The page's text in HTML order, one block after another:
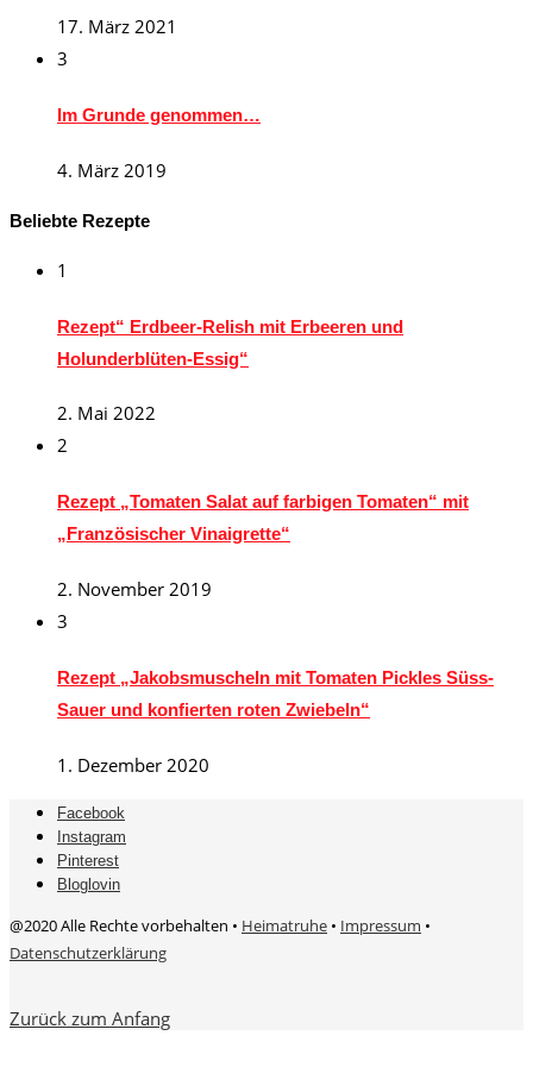
17. März 2021
3
Im Grunde genommen…
4. März 2019
Beliebte Rezepte
1
Rezept“ Erdbeer-Relish mit Erbeeren und
Holunderblüten-Essig“
2. Mai 2022
2
Rezept „Tomaten Salat auf farbigen Tomaten“ mit
„Französischer Vinaigrette“
2. November 2019
3
Rezept „Jakobsmuscheln mit Tomaten Pickles Süss-
Sauer und konfierten roten Zwiebeln“
1. Dezember 2020
Facebook
Instagram
Pinterest
Bloglovin
@2020 Alle Rechte vorbehalten • Heimatruhe • Impressum •
Datenschutzerklärung
Zurück zum Anfang